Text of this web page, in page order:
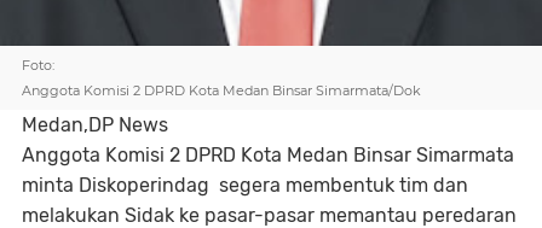
Foto:
Anggota Komisi 2 DPRD Kota Medan Binsar Simarmata/Dok
Medan,DP News
Anggota Komisi 2 DPRD Kota Medan Binsar Simarmata
minta Diskoperindag segera membentuk tim dan
melakukan Sidak ke pasar-pasar memantau peredaran